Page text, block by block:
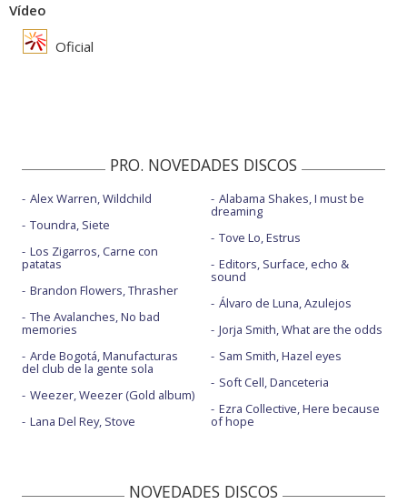
Vídeo
Oficial
PRO. NOVEDADES DISCOS
Alex Warren, Wildchild
Toundra, Siete
Los Zigarros, Carne con
patatas
Brandon Flowers, Thrasher
The Avalanches, No bad
memories
Arde Bogotá, Manufacturas
del club de la gente sola
Weezer, Weezer (Gold album)
Lana Del Rey, Stove
Alabama Shakes, I must be
dreaming
Tove Lo, Estrus
Editors, Surface, echo &
sound
Álvaro de Luna, Azulejos
Jorja Smith, What are the odds
Sam Smith, Hazel eyes
Soft Cell, Danceteria
Ezra Collective, Here because
of hope
NOVEDADES DISCOS